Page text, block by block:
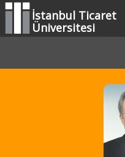
İstanbul Ticaret
Üniversitesi